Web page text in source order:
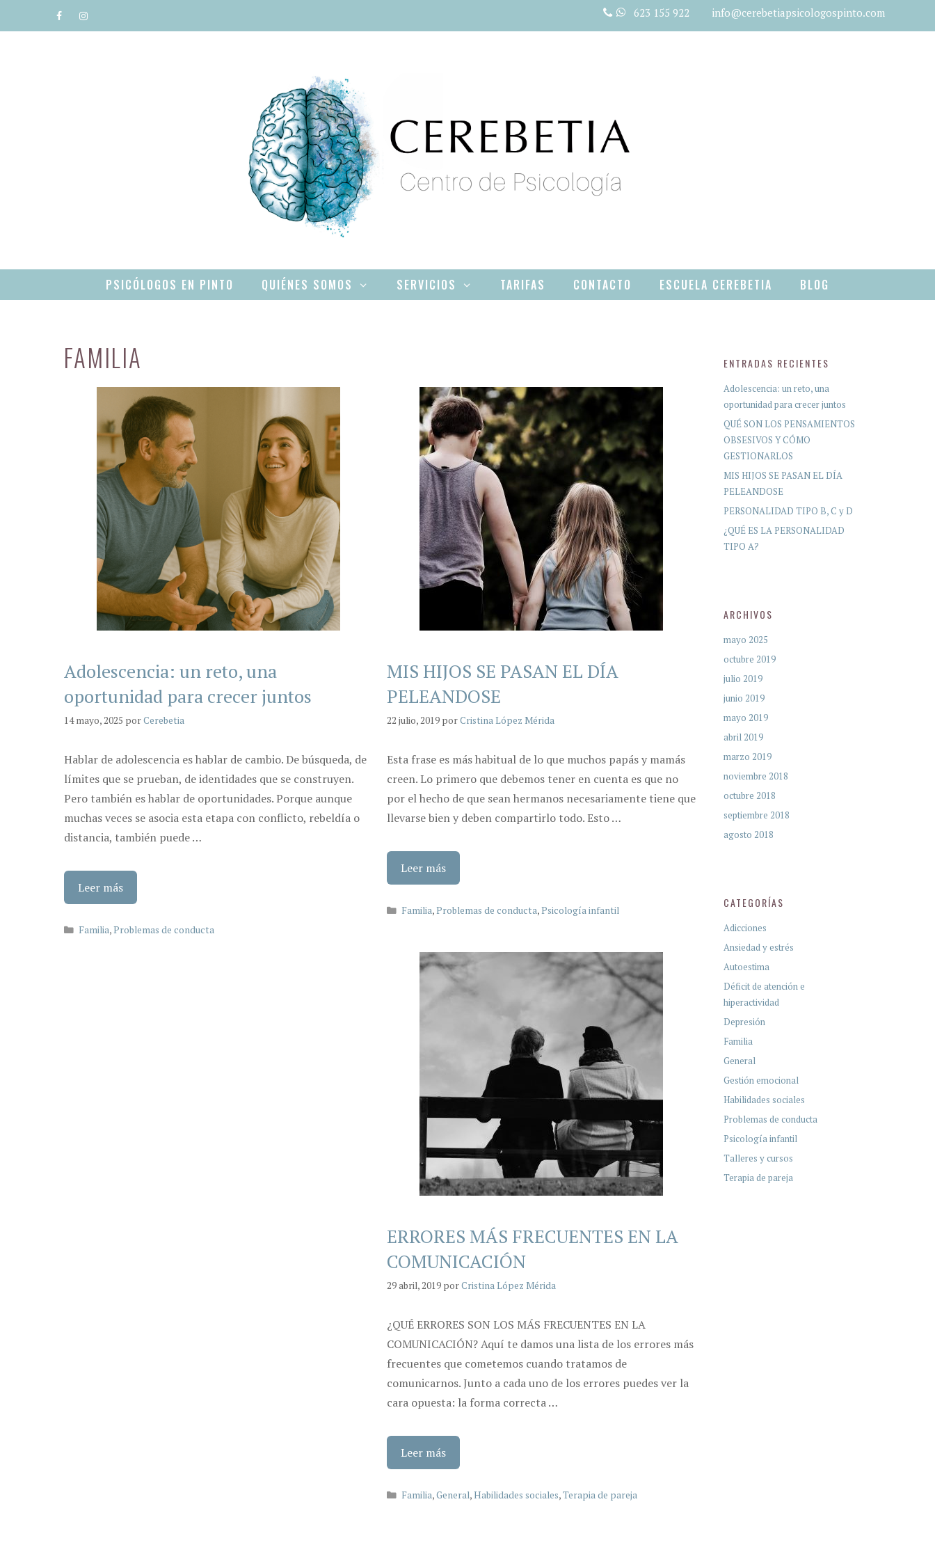
al
623 155 922 info@cerebetiapsicologospinto.com
PSICÓLOGOS EN PINTO QUIÉNES SOMOS SERVICIOS TARIFAS CONTACTO ESCUELA CEREBETIA BLOG
FAMILIA
Adolescencia: un reto, una
oportunidad para crecer juntos
14 mayo, 2025 porCerebetia
Hablar de adolescencia es hablar de cambio. De búsqueda, de
límites que se prueban, de identidades que se construyen.
Pero también es hablar de oportunidades. Porque aunque
muchas veces se asocia esta etapa con conflicto, rebeldía o
distancia, también puede …
Leer más
Categorías
Familia,Problemas de conducta
MIS HIJOS SE PASAN EL DÍA
PELEANDOSE
22 julio, 2019 porCristina López Mérida
Esta frase es más habitual de lo que muchos papás y mamás
creen. Lo primero que debemos tener en cuenta es que no
por el hecho de que sean hermanos necesariamente tiene que
llevarse bien y deben compartirlo todo. Esto …
Leer más
Categorías
Familia,Problemas de conducta,Psicología infantil
ERRORES MÁS FRECUENTES EN LA
COMUNICACIÓN
29 abril, 2019 porCristina López Mérida
¿QUÉ ERRORES SON LOS MÁS FRECUENTES EN LA
COMUNICACIÓN? Aquí te damos una lista de los errores más
frecuentes que cometemos cuando tratamos de
comunicarnos. Junto a cada uno de los errores puedes ver la
cara opuesta: la forma correcta …
Leer más
Categorías
Familia,General,Habilidades sociales,Terapia de pareja
ENTRADAS RECIENTES
Adolescencia: un reto, una
oportunidad para crecer juntos
QUÉ SON LOS PENSAMIENTOS
OBSESIVOS Y CÓMO
GESTIONARLOS
MIS HIJOS SE PASAN EL DÍA
PELEANDOSE
PERSONALIDAD TIPO B, C y D
¿QUÉ ES LA PERSONALIDAD
TIPO A?
ARCHIVOS
mayo 2025
octubre 2019
julio 2019
junio 2019
mayo 2019
abril 2019
marzo 2019
noviembre 2018
octubre 2018
septiembre 2018
agosto 2018
CATEGORÍAS
Adicciones
Ansiedad y estrés
Autoestima
Déficit de atención e
hiperactividad
Depresión
Familia
General
Gestión emocional
Habilidades sociales
Problemas de conducta
Psicología infantil
Talleres y cursos
Terapia de pareja